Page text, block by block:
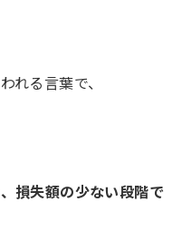
れる言葉で、
損失額の少ない段階で